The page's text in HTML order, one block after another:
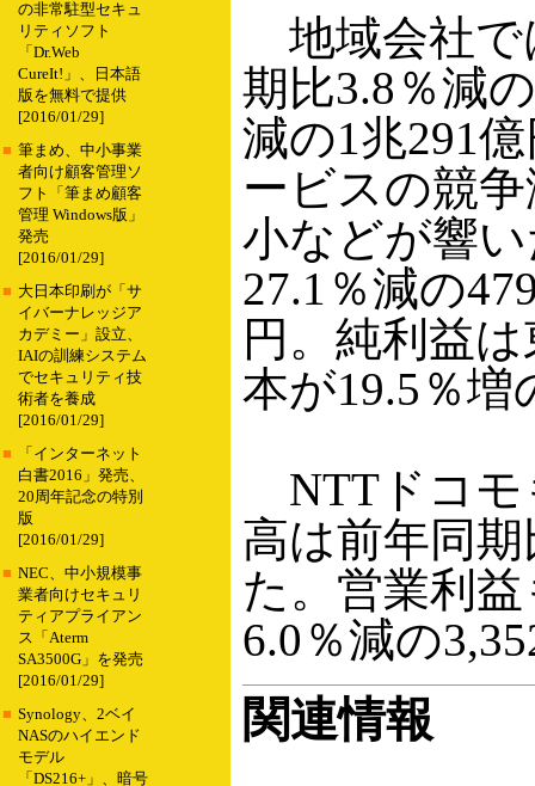
の非常駐型セキュ
リティソフト
「Dr.Web
CureIt!」、日本語
版を無料で提供
[2016/01/29]
■ 筆まめ、中小事業
者向け顧客管理ソ
フト「筆まめ顧客
管理 Windows版」
発売
[2016/01/29]
■ 大日本印刷が「サ
イバーナレッジア
カデミー」設立、
IAIの訓練システム
でセキュリティ技
術者を養成
[2016/01/29]
■
「インターネット
白書2016」発売、
20周年記念の特別
版
[2016/01/29]
■ NEC、中小規模事
業者向けセキュリ
ティアプライアン
ス「Aterm
SA3500G」を発売
[2016/01/29]
■ Synology、2ベイ
NASのハイエンド
モデル
「DS216+」、暗号
地域会社で
期比3.8％減
減の1兆291
ービスの競
小などが響
27.1％減の
円。純利益
本が19.5％増
NTTドコモ
高は前年同
た。営業利
6.0％減の
関連情報